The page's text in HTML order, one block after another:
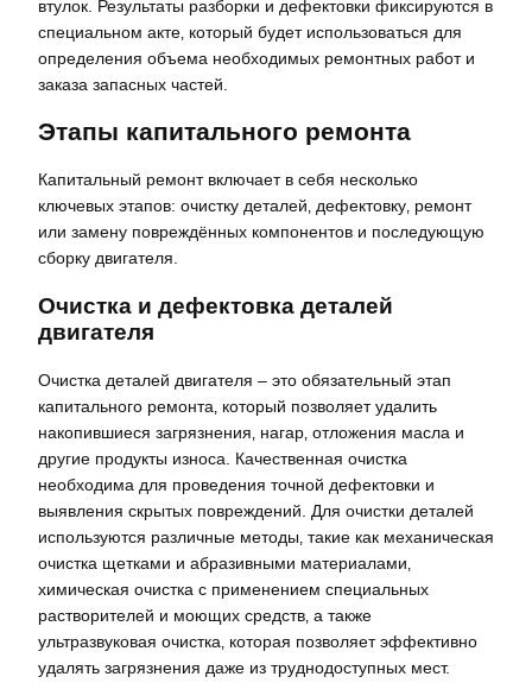
втулок. Результаты разборки и дефектовки фиксируются в
специальном акте‚ который будет использоваться для
определения объема необходимых ремонтных работ и
заказа запасных частей.
Этапы капитального ремонта
Капитальный ремонт включает в себя несколько
ключевых этапов: очистку деталей‚ дефектовку‚ ремонт
или замену повреждённых компонентов и последующую
сборку двигателя.
Очистка и дефектовка деталей
двигателя
Очистка деталей двигателя – это обязательный этап
капитального ремонта‚ который позволяет удалить
накопившиеся загрязнения‚ нагар‚ отложения масла и
другие продукты износа. Качественная очистка
необходима для проведения точной дефектовки и
выявления скрытых повреждений. Для очистки деталей
используются различные методы‚ такие как механическая
очистка щетками и абразивными материалами‚
химическая очистка с применением специальных
растворителей и моющих средств‚ а также
ультразвуковая очистка‚ которая позволяет эффективно
удалять загрязнения даже из труднодоступных мест.